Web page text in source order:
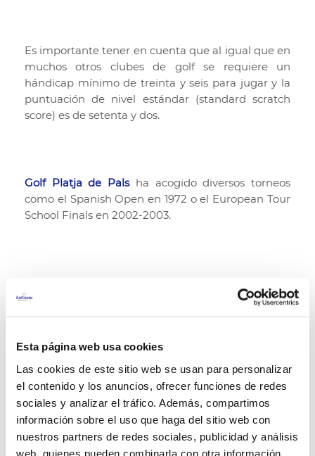
Esta página web usa cookies
Las cookies de este sitio web se usan para personalizar
el contenido y los anuncios, ofrecer funciones de redes
sociales y analizar el tráfico. Además, compartimos
información sobre el uso que haga del sitio web con
nuestros partners de redes sociales, publicidad y análisis
web, quienes pueden combinarla con otra información
Es importante tener en cuenta que al igual que en
muchos otros clubes de golf se requiere un
hándicap mínimo de treinta y seis para jugar y la
puntuación de nivel estándar (standard scratch
score) es de setenta y dos.
Golf Platja de Palsha acogido diversos torneos
como el Spanish Open en 1972 o el European Tour
School Finals en 2002-2003.
especiales
, su ubicación no tiene precio. El campo
ofrece muchas facilidades ya que se encuentra en
hotel familiar prácticamente delante del mar, con
5 ofertas distintas de restaurantes y al lado de uno
de los mejores campos de golf de España. Cuenta
habitaciones con vistas al mar
con vistas al golf Platja de Pals